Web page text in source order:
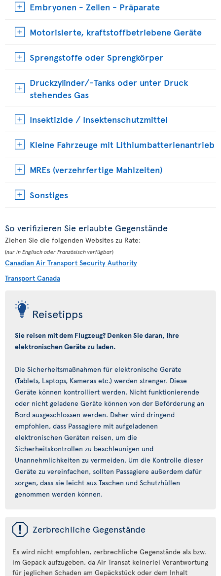
Embryonen - Zellen - Präparate
Motorisierte, kraftstoffbetriebene Geräte
Sprengstoffe oder Sprengkörper
Druckzylinder/-Tanks oder unter Druck
stehendes Gas
Insektizide / Insektenschutzmittel
Kleine Fahrzeuge mit Lithiumbatterienantrieb
MREs (verzehrfertige Mahlzeiten)
Sonstiges
So verifizieren Sie erlaubte Gegenstände
Ziehen Sie die folgenden Websites zu Rate:
(nur in Englisch oder Französisch verfügbar)
Canadian Air Transport Security Authority
Transport Canada
Reisetipps
Sie reisen mit dem Flugzeug? Denken Sie daran, Ihre
elektronischen Geräte zu laden.
Die Sicherheitsmaßnahmen für elektronische Geräte
(Tablets, Laptops, Kameras etc.) werden strenger. Diese
Geräte können kontrolliert werden. Nicht funktionierende
oder nicht geladene Geräte können von der Beförderung an
Bord ausgeschlossen werden. Daher wird dringend
empfohlen, dass Passagiere mit aufgeladenen
elektronischen Geräten reisen, um die
Sicherheitskontrollen zu beschleunigen und
Unannehmlichkeiten zu vermeiden. Um die Kontrolle dieser
Geräte zu vereinfachen, sollten Passagiere außerdem dafür
sorgen, dass sie leicht aus Taschen und Schutzhüllen
genommen werden können.
ü Zerbrechliche Gegenstände
Es wird nicht empfohlen, zerbrechliche Gegenstände als bzw.
im Gepäck aufzugeben, da Air Transat keinerlei Verantwortung
für jeglichen Schaden am Gepäckstück oder dem Inhalt